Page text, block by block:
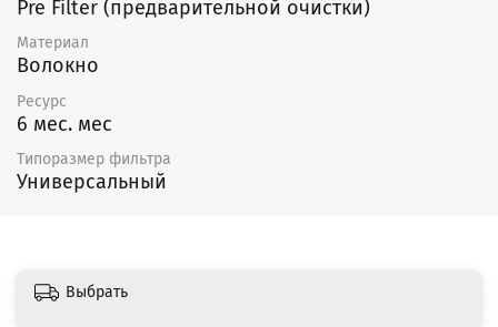
Pre Filter (предварительной очистки)
Материал
Волокно
Ресурс
6 мес. мес
Типоразмер фильтра
Универсальный
Выбрать